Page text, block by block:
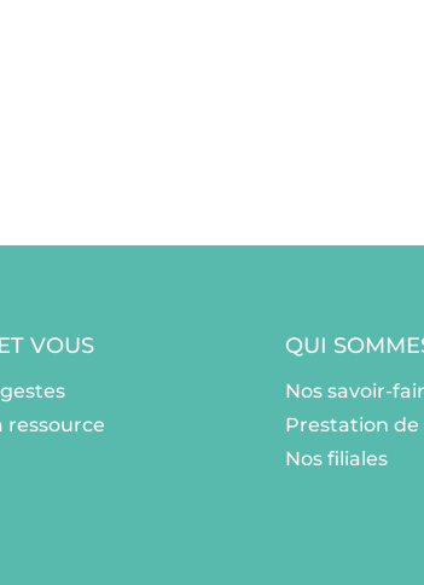
VOUS
ressource
QUI
Nos savoir-
Prestation de
Nos filiales